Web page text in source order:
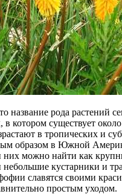
название рода растений
котором существует
в тропических и
образом в Южной
можно найти как
небольшие кустарники и
славятся своими
простым уходом.